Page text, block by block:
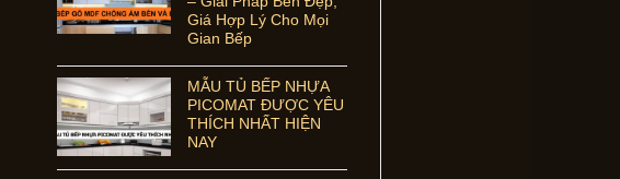
Giá Hợp Lý Cho Mọi
Gian Bếp
MẪU TỦ BẾP NHỰA
PICOMAT ĐƯỢC YÊU
THÍCH NHẤT HIỆN
NAY